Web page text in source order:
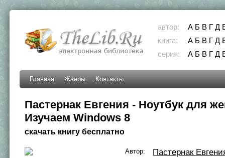
автор: А Б В Г Д
книга:
А Б В Г Д
серия:
А Б В Г Д
Главная Жанры Контакты
Пастернак Евгения - Ноутбук для
Изучаем Windows 8
скачать книгу бесплатно
Автор: Пастернак